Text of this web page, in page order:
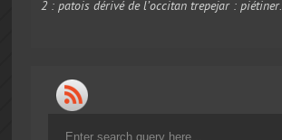
2 : patois dérivé de l’occitan trepejar : piétiner.